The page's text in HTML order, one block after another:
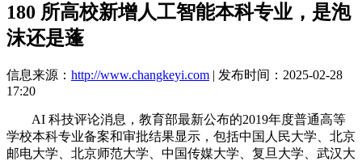
180 所高校新增人工智能本科专业，是泡
沫还是蓬
信息来源： http://www.changkeyi.com | 发布时间：2025-02-28
17:20
AI 科技评论消息，教育部最新公布的2019年度普通高等
学校本科专业备案和审批结果显示，包括中国人民大学、北京
邮电大学、北京师范大学、中国传媒大学、复旦大学、武汉大